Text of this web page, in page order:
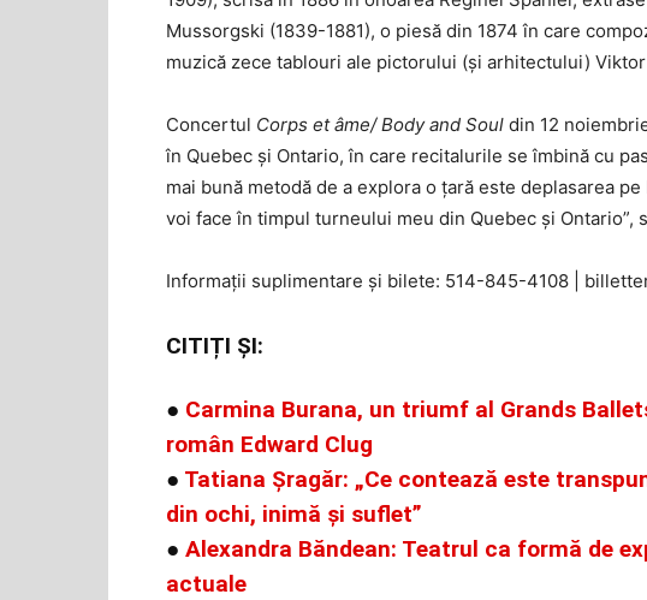
Mussorgski (1839-1881), o piesă din 1874 în care
muzică zece tablouri ale pictorului (și arhitectului)
Concertul Corps et âme/ Body and Soul din 12
în Quebec și Ontario, în care recitalurile se îmbină cu
mai bună metodă de a explora o țară este deplasarea
voi face în timpul turneului meu din Quebec și Ontario”,
Informații suplimentare și bilete: 514-845-4108 |
CITIȚI ȘI:
● Carmina Burana, un triumf al Grands
român Edward Clug
● Tatiana Șragăr: „Ce contează este
din ochi, inimă și suflet”
● Alexandra Băndean: Teatrul ca formă de
actuale